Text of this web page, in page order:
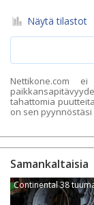
Näytä tilastot
Nettikone.com
tahattomia
on sen
Samankaltaisia
Continental 38